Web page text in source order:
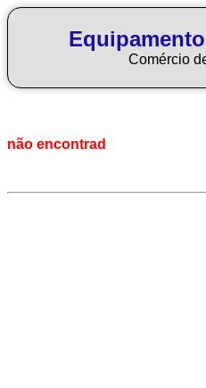
Comércio
não encontrad